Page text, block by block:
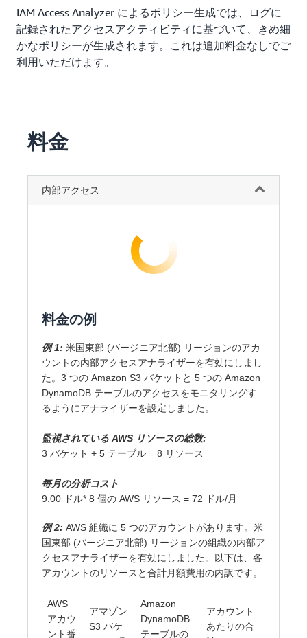
IAM Access Analyzer によるポリシー生成では、ログに
記録されたアクセスアクティビティに基づいて、きめ細
かなポリシーが生成されます。これは追加料金なしでご
利用いただけます。
料金
内部アクセス
料金の例
例 1: 米国東部 (バージニア北部) リージョンのアカ
ウントの内部アクセスアナライザーを有効にしまし
た。3 つの Amazon S3 バケットと 5 つの Amazon
DynamoDB テーブルのアクセスをモニタリングす
るようにアナライザーを設定しました。
監視されている AWS リソースの総数:
3 バケット + 5 テーブル = 8 リソース
毎月の分析コスト
9.00 ドル* 8 個の AWS リソース = 72 ドル/月
例 2: AWS 組織に 5 つのアカウントがあります。米
国東部 (バージニア北部) リージョンの組織の内部ア
クセスアナライザーを有効にしました。以下は、各
アカウントのリソースと合計月額費用の内訳です。
AWS
アカウ
ント番
アマゾン
S3 バケ
Amazon
DynamoDB
テーブルの
アカウント
あたりの合